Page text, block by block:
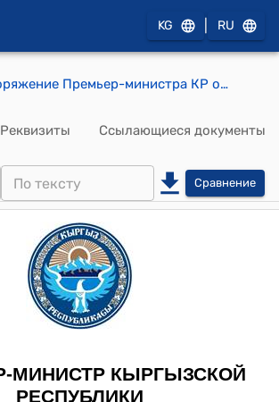
KG RU
Распоряжение Премьер-министра КР от 7 сентября 2012 года № 654 (О Давыдове Н.П.)
Реквизиты Ссылающиеся документы
Сравнение